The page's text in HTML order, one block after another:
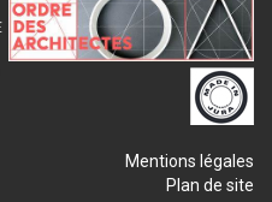
Mentions légales
Plan de site